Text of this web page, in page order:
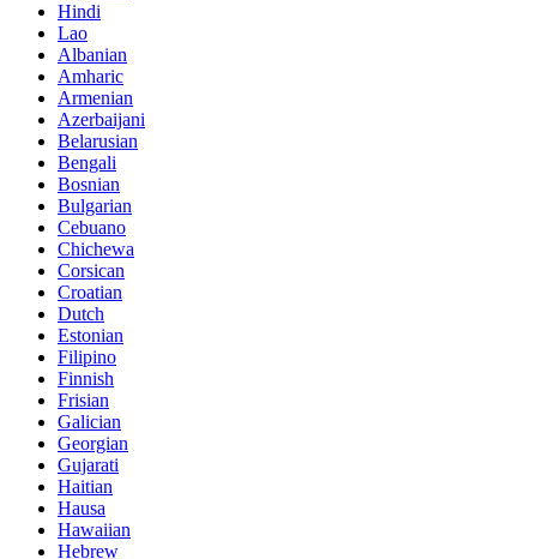
Hindi
Lao
Albanian
Amharic
Armenian
Azerbaijani
Belarusian
Bengali
Bosnian
Bulgarian
Cebuano
Chichewa
Corsican
Croatian
Dutch
Estonian
Filipino
Finnish
Frisian
Galician
Georgian
Gujarati
Haitian
Hausa
Hawaiian
Hebrew